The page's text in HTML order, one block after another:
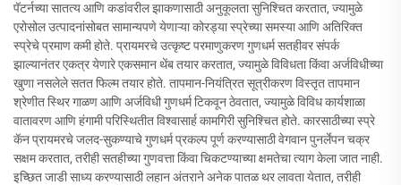
पॅटर्नच्या सातत्य आणि कडांवरील झाकणासाठी अनुकूलता सुनिश्चित करतात, ज्यामुळे
एरोसोल उत्पादनांसोबत सामान्यपणे येणाऱ्या कोरड्या स्प्रेच्या समस्या आणि अतिरिक्त
स्प्रेचे प्रमाण कमी होते. प्रायमरचे उत्कृष्ट परमाणुकरण गुणधर्म सतहीवर संपर्क
झाल्यानंतर एकत्र येणारे एकसमान थेंब तयार करतात, ज्यामुळे विविधता किंवा अर्जविधीच्या
खुणा नसलेले सतत फिल्म तयार होते. तापमान-नियंत्रित सूत्रीकरण विस्तृत तापमान
श्रेणीत स्थिर गाळण आणि अर्जविधी गुणधर्म टिकवून ठेवतात, ज्यामुळे विविध कार्यशाळा
वातावरण आणि हंगामी परिस्थितीत विश्वासार्ह कामगिरी सुनिश्चित होते. कारसाठीच्या स्प्रे
कॅन प्रायमरचे जलद-सुकण्याचे गुणधर्म प्रकल्प पूर्ण करण्यासाठी वेगवान पुनर्लेपन चक्र
सक्षम करतात, तरीही सतहीच्या गुणवत्ता किंवा चिकटण्याच्या क्षमतेचा त्याग केला जात नाही.
इच्छित जाडी साध्य करण्यासाठी लहान अंतराने अनेक पातळ थर लावता येतात, तरीही